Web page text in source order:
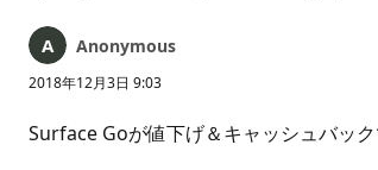
ッ
プ
Anonymous
2018年12月3日 9:03
Surface Goが値下げ＆キャッシュバッ